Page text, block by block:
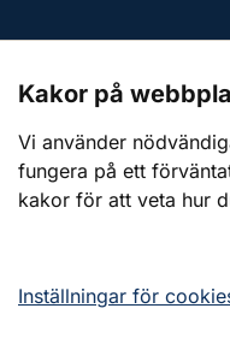
Webbplatsen
Om webbplatsen
Kakor på
Vi använder
fungera på ett
kakor för att veta hur
Inställningar för